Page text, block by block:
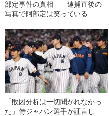
部定事件の真相――逮捕直後の
写真で阿部定は笑っている
「敗因分析は一切聞かれなかっ
た」侍ジャパン選手が証言し